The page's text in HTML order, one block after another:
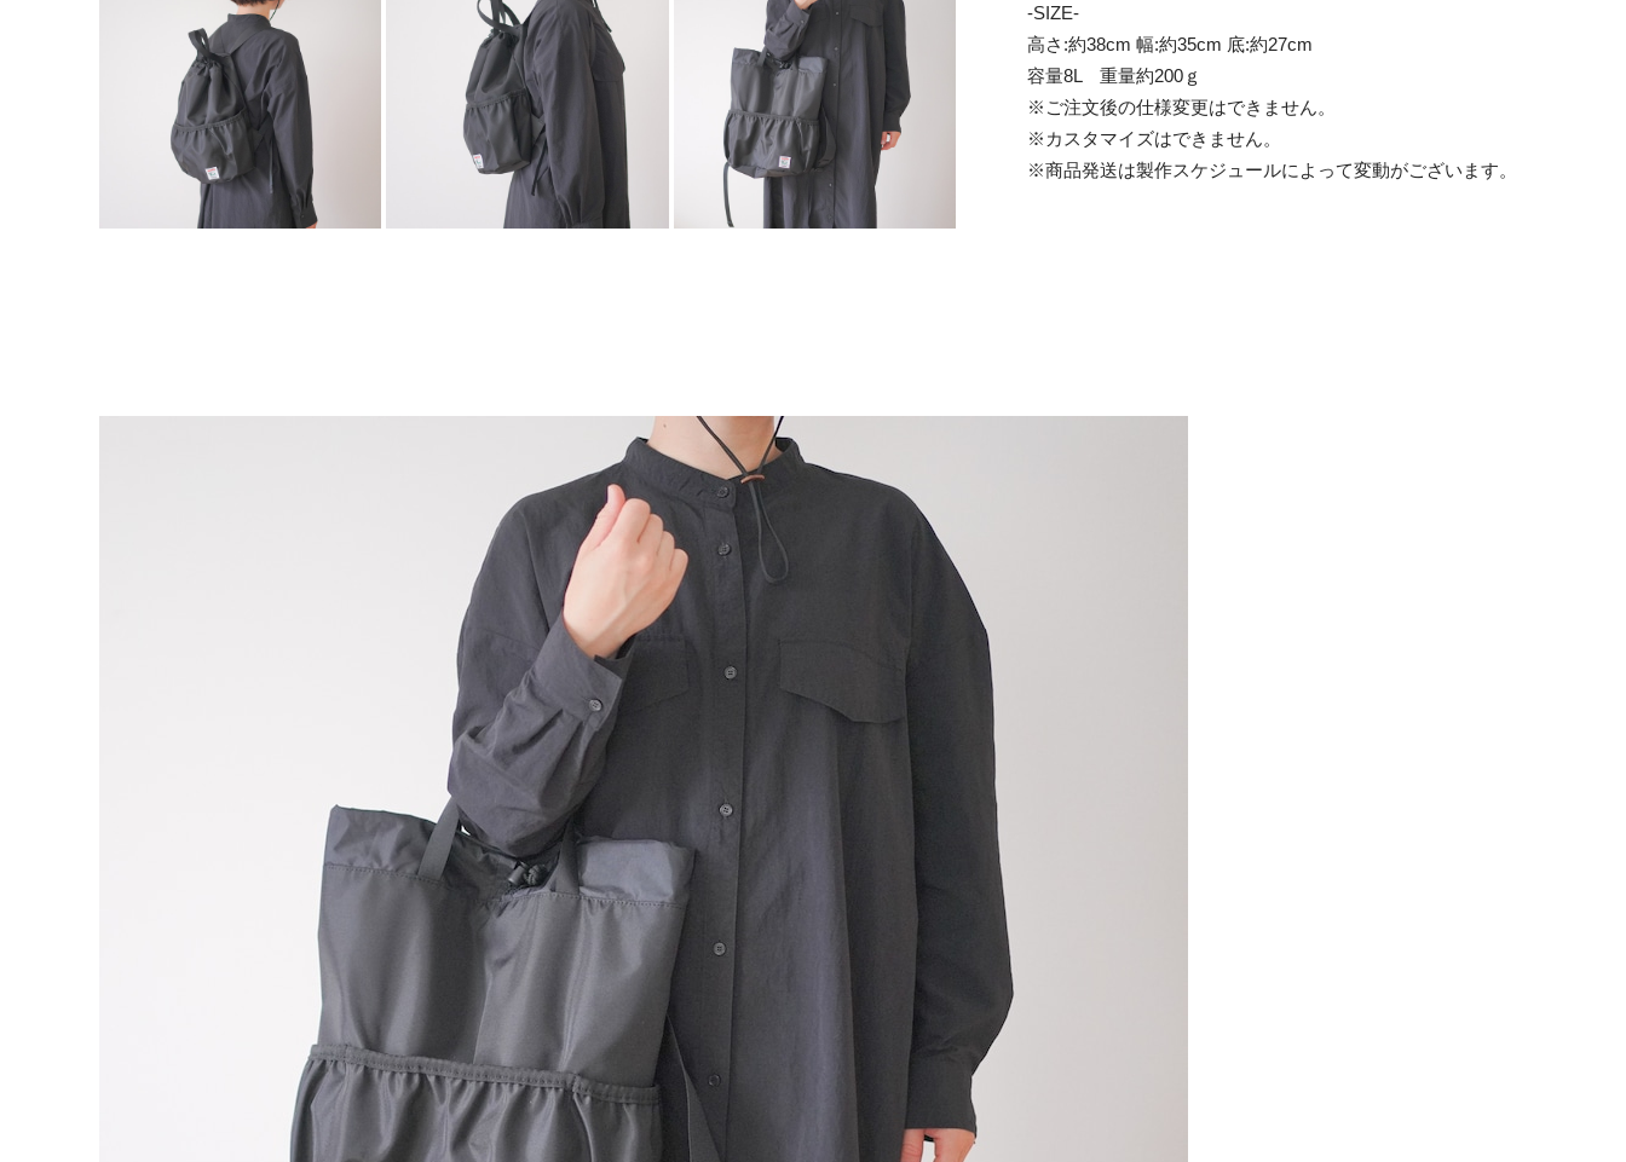
-SIZE-
高さ:約38cm 幅:約35cm 底:約27cm
容量8L 重量約200ｇ
※ご注文後の仕様変更はできません。
※カスタマイズはできません。
※商品発送は製作スケジュールによって変動がございます。